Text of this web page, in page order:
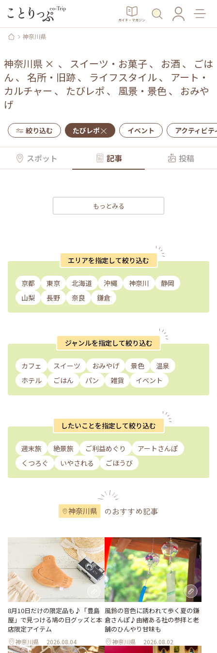
ガイド・マガジン
神奈川県
神奈川県 × 、 スイーツ・お菓子、 お酒 、
ごは
ん 、 名所・旧跡、 ライフスタイル、 アート・
カルチャー 、 たびレポ 、 風景・景色、 おみや
げ
絞り込む たびレポ イベント アクティビテ
スポット 記事 投稿
もっとみる
エリアを指定して絞り込む
京都 東京 北海道 沖縄 神奈川
静岡
山梨
長野 奈良 鎌倉
ジャンルを指定して絞り込む
カフェ スイーツ おみやげ 景色
温泉
ホテル
ごはん パン 雑貨 イベント
したいことを指定して絞り込む
週末旅 絶景旅 ご利益めぐり
アートさんぽ
くつろぐ
いやされる ごほうび
神奈川県 のおすすめ記事
8月10日だけの限定品も♪「豊島
屋」で見つける鳩の日グッズと本
店限定アイテム
神奈川県 2026.08.04
風鈴の音色に誘われて歩く夏の鎌
倉さんぽ♪由緒ある社の参拝と老
舗のひんやり甘味も
神奈川県 2026.08.02